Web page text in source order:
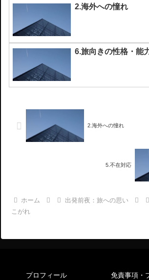
2.海外への憧れ
6.旅向きの性格・能
2.海外への憧れ
5.不在対応
ホーム 出発前夜：旅への思い
こがれ
プロフィール 免責事項・